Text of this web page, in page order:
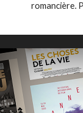
romancière.